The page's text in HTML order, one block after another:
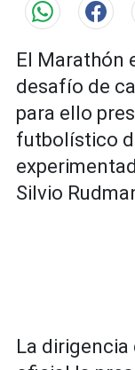
El Marathón
desafío de
para ello
futbolístico
Silvio
La